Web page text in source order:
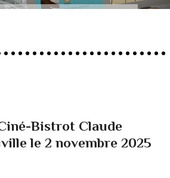
Bistrot Claude
le 2 novembre 2025